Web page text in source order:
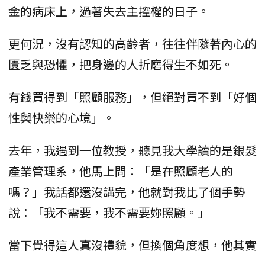
金的病床上，過著失去主控權的日子。
更何況，沒有認知的高齡者，往往伴隨著內心的
匱乏與恐懼，把身邊的人折磨得生不如死。
有錢買得到「照顧服務」，但絕對買不到「好個
性與快樂的心境」。
去年，我遇到一位教授，聽見我大學讀的是銀髮
產業管理系，他馬上問：「是在照顧老人的
嗎？」我話都還沒講完，他就對我比了個手勢
說：「我不需要，我不需要妳照顧。」
當下覺得這人真沒禮貌，但換個角度想，他其實